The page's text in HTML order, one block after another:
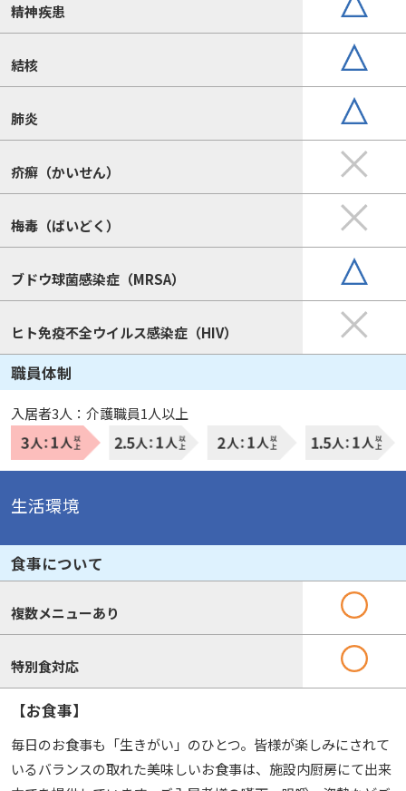
精神疾患
結核
肺炎
疥癬（かいせん）
梅毒（ばいどく）
ブドウ球菌感染症（MRSA）
ヒト免疫不全ウイルス感染症（HIV）
職員体制
入居者3人：介護職員1人以上
生活環境
食事について
複数メニューあり
特別食対応
【お食事】
毎日のお食事も「生きがい」のひとつ。皆様が楽しみにされて
いるバランスの取れた美味しいお食事は、施設内厨房にて出来